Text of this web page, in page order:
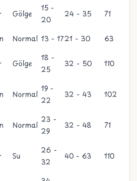
Gölge
15 -
20
24 - 35
71
Normal 13 - 1721 - 30
63
Gölge
18 -
25
32 - 50
110
Normal
19 -
22
32 - 43 102
Normal
23 -
29
32 - 48
71
Su
26 -
32
40 - 63 110